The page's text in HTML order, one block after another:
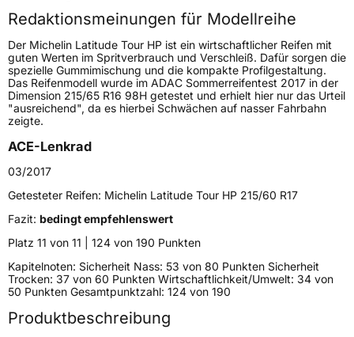
Höchstgeschwindigkeit
270 km/h
Lastindex104
Höchstlast900 kg
Gewicht (in kg)15,6 kg
Generelle Merkmale
Fahrzeugtyp
VerwendungSommerreifen
ModellnameLatitude Tour HP
Fahrzeugart PKW & SUV
Weitere Eigenschaften
Schlauchtyp TL
Redaktionsmeinungen für Modellreihe
Der Michelin Latitude Tour HP ist ein wirtschaftlicher Reifen mit
guten Werten im Spritverbrauch und Verschleiß. Dafür sorgen die
spezielle Gummimischung und die kompakte Profilgestaltung.
Das Reifenmodell wurde im ADAC Sommerreifentest 2017 in der
Dimension 215/65 R16 98H getestet und erhielt hier nur das Urteil
"ausreichend", da es hierbei Schwächen auf nasser Fahrbahn
zeigte.
ACE-Lenkrad
03/2017
Getesteter Reifen: Michelin Latitude Tour HP 215/60 R17
Fazit: bedingt empfehlenswert
Platz 11 von 11 | 124 von 190 Punkten
Kapitelnoten: Sicherheit Nass: 53 von 80 Punkten Sicherheit
Trocken: 37 von 60 Punkten Wirtschaftlichkeit/Umwelt: 34 von
50 Punkten Gesamtpunktzahl: 124 von 190
Produktbeschreibung